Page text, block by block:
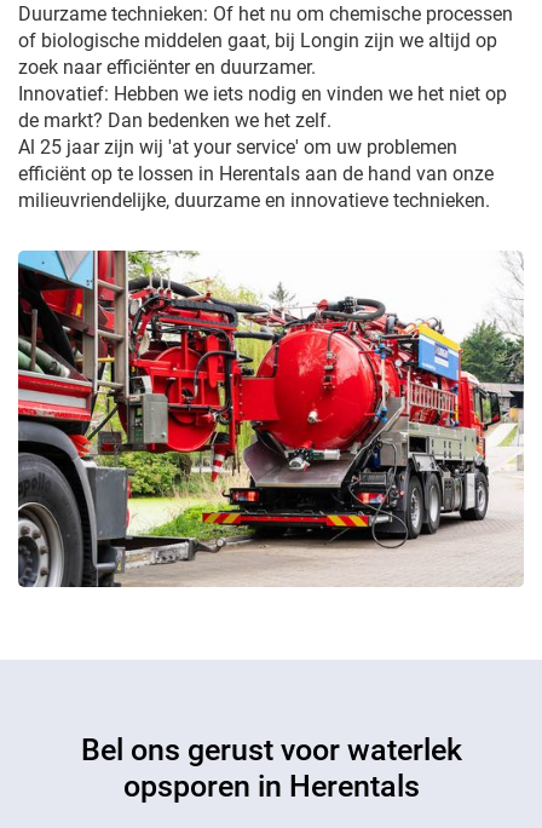
Duurzame technieken: Of het nu om chemische processen
of biologische middelen gaat, bij Longin zijn we altijd op
zoek naar efficiënter en duurzamer.
Innovatief: Hebben we iets nodig en vinden we het niet op
de markt? Dan bedenken we het zelf.
Al 25 jaar zijn wij 'at your service' om uw problemen
efficiënt op te lossen in Herentals aan de hand van onze
milieuvriendelijke, duurzame en innovatieve technieken.
Bel ons gerust voor waterlek
opsporen in Herentals